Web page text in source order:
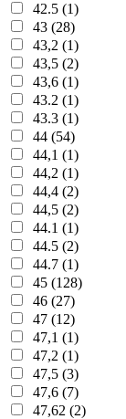
42.5 (1)
43 (28)
43,2 (1)
43,5 (2)
43,6 (1)
43.2 (1)
43.3 (1)
44 (54)
44,1 (1)
44,2 (1)
44,4 (2)
44,5 (2)
44.1 (1)
44.5 (2)
44.7 (1)
45 (128)
46 (27)
47 (12)
47,1 (1)
47,2 (1)
47,5 (3)
47,6 (7)
47,62 (2)